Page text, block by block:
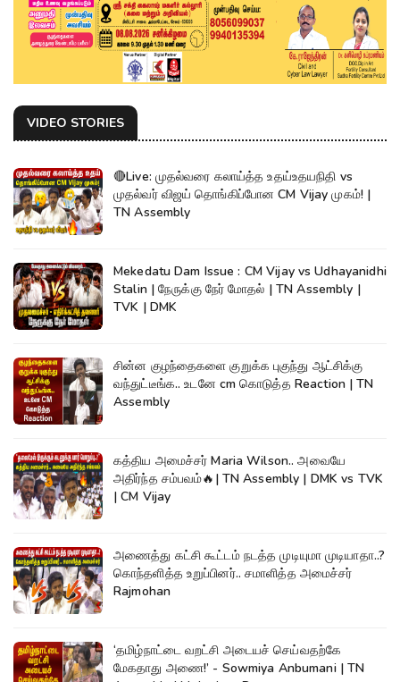
VIDEO STORIES
🔴Live: முதல்வரை கலாய்த்த உதய்உதயநிதி vs
முதல்வர் விஜய் தொங்கிப்போன CM Vijay முகம்! |
TN Assembly
Mekedatu Dam Issue : CM Vijay vs Udhayanidhi
Stalin | நேருக்கு நேர் மோதல் | TN Assembly |
TVK | DMK
சின்ன குழந்தைகளை குறுக்க புகுந்து ஆட்சிக்கு
வந்துட்டீங்க.. உடனே cm கொடுத்த Reaction | TN
Assembly
கத்திய அமைச்சர் Maria Wilson.. அவையே
அதிர்ந்த சம்பவம்🔥| TN Assembly | DMK vs TVK
| CM Vijay
அணைத்து கட்சி கூட்டம் நடத்த முடியுமா முடியாதா..?
கொந்தளித்த உறுப்பினர்.. சமாளித்த அமைச்சர்
Rajmohan
‘தமிழ்நாட்டை வறட்சி அடையச் செய்வதற்கே
மேகதாது அணை!’ - Sowmiya Anbumani | TN